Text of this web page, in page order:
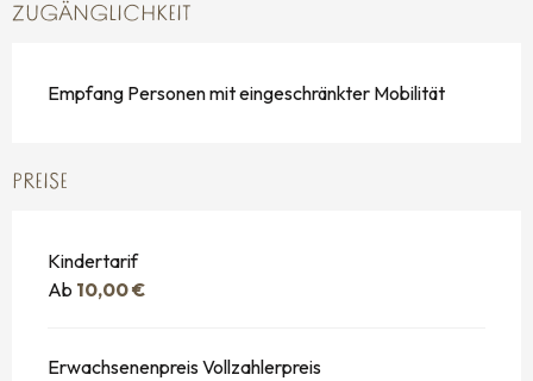
ZUGÄNGLICHKEIT
Empfang Personen mit eingeschränkter Mobilität
PREISE
Kindertarif
Ab 10,00 €
Erwachsenenpreis Vollzahlerpreis